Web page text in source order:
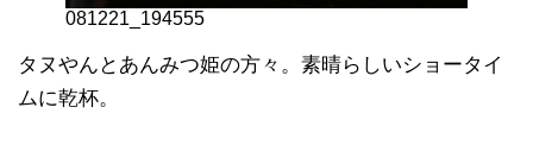
081221_194555
タヌやんとあんみつ姫の方々。素晴らしいショータイ
ムに乾杯。